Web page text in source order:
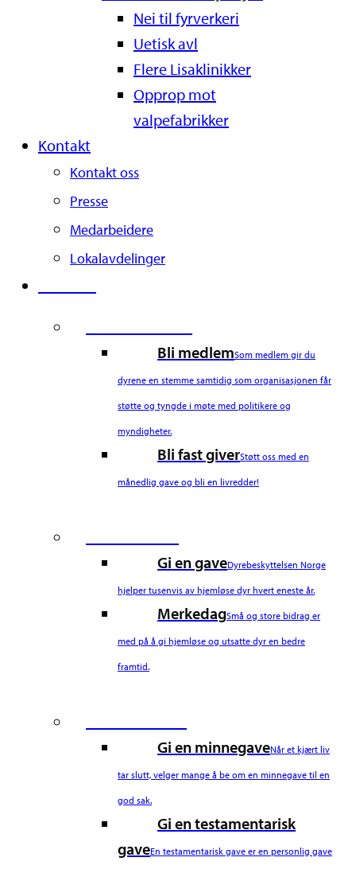
Nei til fyrverkeri
Uetisk avl
Flere Lisaklinikker
Opprop mot
valpefabrikker
Kontakt
Kontakt oss
Presse
Medarbeidere
Lokalavdelinger
Bli medlemSom medlem gir du
dyrene en stemme samtidig som organisasjonen får
støtte og tyngde i møte med politikere og
myndigheter.
Bli fast giverStøtt oss med en
månedlig gave og bli en livredder!
Gi en gaveDyrebeskyttelsen Norge
hjelper tusenvis av hjemløse dyr hvert eneste år.
MerkedagSmå og store bidrag er
med på å gi hjemløse og utsatte dyr en bedre
framtid.
Gi en minnegaveNår et kjært liv
tar slutt, velger mange å be om en minnegave til en
god sak.
Gi en testamentarisk
gaveEn testamentarisk gave er en personlig gave